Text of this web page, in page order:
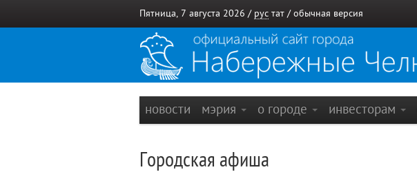
Пятница, 7 августа 2026 / рус тат / обычная версия
новости мэрия о городе инвесторам
Городская афиша